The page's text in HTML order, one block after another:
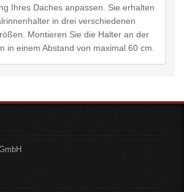
Ihres Daches anpassen. Sie erhalten
in drei verschiedenen
Montieren Sie die Halter an der
in einem Abstand von maximal 60 cm.